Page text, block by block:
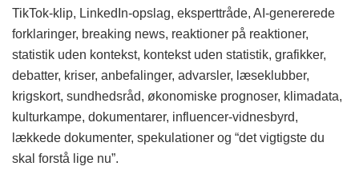
TikTok-klip, LinkedIn-opslag, eksperttråde, AI-genererede
forklaringer, breaking news, reaktioner på reaktioner,
statistik uden kontekst, kontekst uden statistik, grafikker,
debatter, kriser, anbefalinger, advarsler, læseklubber,
krigskort, sundhedsråd, økonomiske prognoser, klimadata,
kulturkampe, dokumentarer, influencer-vidnesbyrd,
lækkede dokumenter, spekulationer og “det vigtigste du
skal forstå lige nu”.